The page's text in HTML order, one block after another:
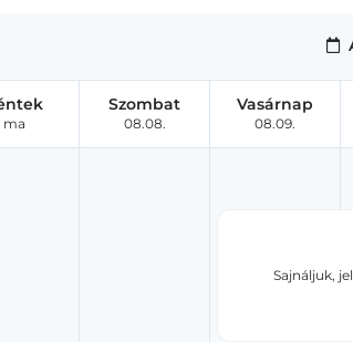
Sajnáljuk,
ma
Szombat
08.08.
Vasárnap
08.09.